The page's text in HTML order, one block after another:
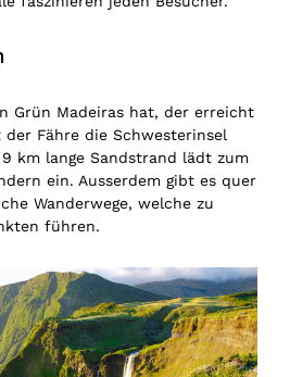
Grün Madeiras hat, der erreicht
Fähre die Schwesterinsel
km lange Sandstrand lädt zum
ein. Ausserdem gibt es quer
Wanderwege, welche zu
führen.